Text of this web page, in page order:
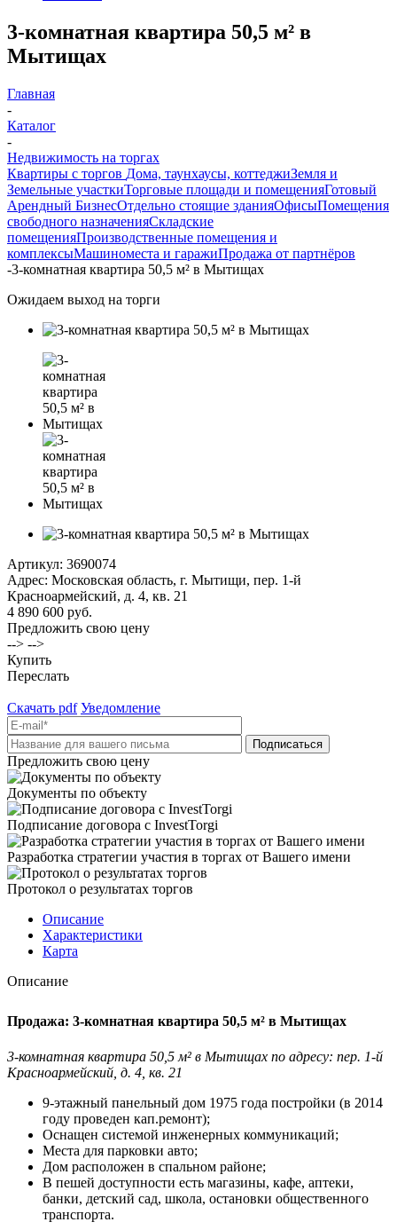
3-комнатная квартира 50,5 м² в
Мытищах
Главная
-
Каталог
-
Недвижимость на торгах
Квартиры с торгов Дома, таунхаусы, коттеджиЗемля и
Земельные участкиТорговые площади и помещенияГотовый
Арендный БизнесОтдельно стоящие зданияОфисыПомещения
свободного назначенияСкладские
помещенияПроизводственные помещения и
комплексыМашиноместа и гаражиПродажа от партнёров
-3-комнатная квартира 50,5 м² в Мытищах
Ожидаем выход на торги
Артикул: 3690074
Адрес: Московская область, г. Мытищи, пер. 1-й
Красноармейский, д. 4, кв. 21
4 890 600 руб.
Предложить свою цену
--> -->
Купить
Переслать
Скачать pdf Уведомление
Предложить свою цену
Документы по объекту
Подписание договора с InvestTorgi
Разработка стратегии участия в торгах от Вашего имени
Протокол о результатах торгов
Описание
Характеристики
Карта
Описание
Продажа: 3-комнатная квартира 50,5 м² в Мытищах
3-комнатная квартира 50,5 м² в Мытищах по адресу: пер. 1-й
Красноармейский, д. 4, кв. 21
9-этажный панельный дом 1975 года постройки (в 2014
году проведен кап.ремонт);
Оснащен системой инженерных коммуникаций;
Места для парковки авто;
Дом расположен в спальном районе;
В пешей доступности есть магазины, кафе, аптеки,
банки, детский сад, школа, остановки общественного
транспорта.